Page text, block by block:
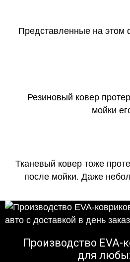
Представленные на этом
Резиновый ковер
мойки
Тканевый ковер тоже
после мойки. Даже
Производство EVA-
для